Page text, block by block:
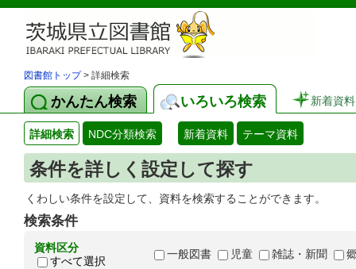
図書館トップ> 詳細検索
かんたん検索 いろいろ検索 新着資料
詳細検索 NDC分類検索 新着資料 テーマ資料
条件を詳しく設定して探す
くわしい条件を設定して、資料を検索することができます。
検索条件
資料区分
すべて選択
一般図書 児童 雑誌・新聞